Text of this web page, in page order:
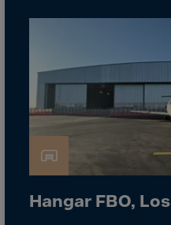
Ghana
Great Britain
Greenland
Grenada
Guadeloupe
Guam
Hangar FBO,